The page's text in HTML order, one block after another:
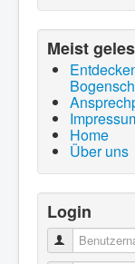
Meist
Home
Über uns
Login